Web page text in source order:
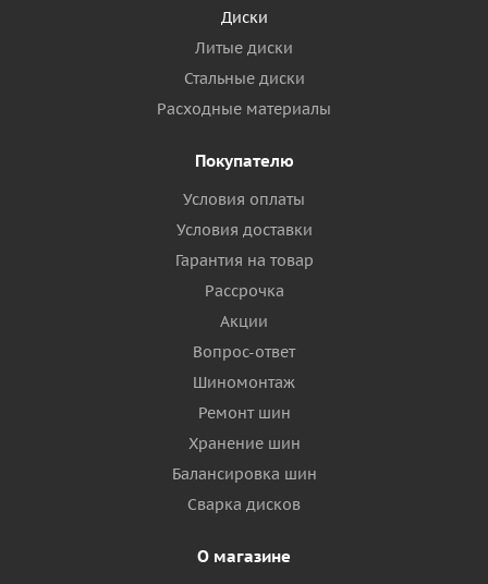
Диски
Литые диски
Стальные диски
Расходные материалы
Покупателю
Условия оплаты
Условия доставки
Гарантия на товар
Рассрочка
Акции
Вопрос-ответ
Шиномонтаж
Ремонт шин
Хранение шин
Балансировка шин
Сварка дисков
О магазине